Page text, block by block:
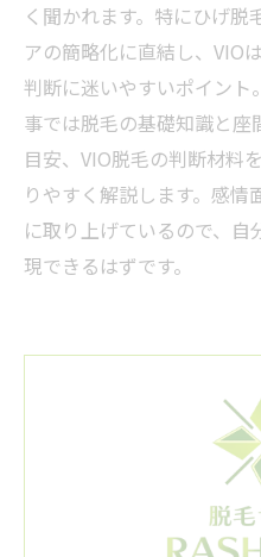
く聞かれます。特にひげ
アの簡略化に直結し、VIO
判断に迷いやすいポイン
事では脱毛の基礎知識と
目安、VIO脱毛の判断材料
りやすく解説します。感
に取り上げているので、
現できるはずです。